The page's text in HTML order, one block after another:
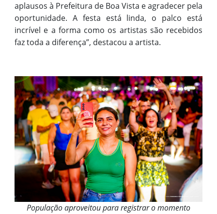
aplausos à Prefeitura de Boa Vista e agradecer pela
oportunidade. A festa está linda, o palco está
incrível e a forma como os artistas são recebidos
faz toda a diferença”, destacou a artista.
População aproveitou para registrar o momento